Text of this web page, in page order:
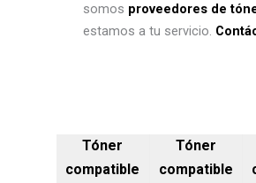
somos proveedores de
estamos a tu servicio.
Tóner
compatible
Tóner
compatible